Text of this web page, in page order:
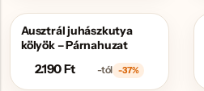
AKCIÓS
Ausztrál juhászkutya
kölyök – Párnahuzat
2.190Ft -tól -37%